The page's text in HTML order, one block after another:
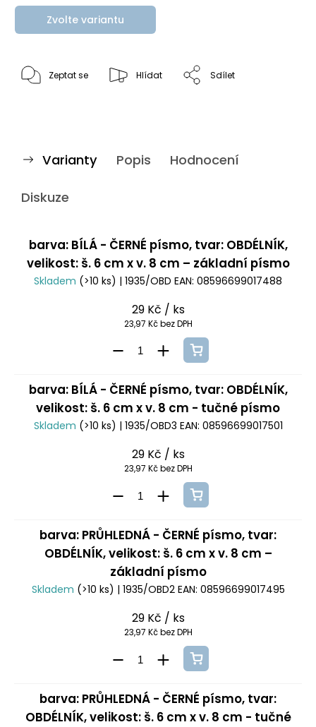
Zvolte variantu
Zeptat se Hlídat Sdílet
Varianty Popis Hodnocení
Diskuze
barva: BÍLÁ - ČERNÉ písmo, tvar: OBDÉLNÍK,
velikost: š. 6 cm x v. 8 cm – základní písmo
Skladem (>10 ks) | 1935/OBD EAN: 08596699017488
29 Kč / ks
23,97 Kč bez DPH
barva: BÍLÁ - ČERNÉ písmo, tvar: OBDÉLNÍK,
velikost: š. 6 cm x v. 8 cm - tučné písmo
Skladem (>10 ks) | 1935/OBD3 EAN: 08596699017501
29 Kč / ks
23,97 Kč bez DPH
barva: PRŮHLEDNÁ - ČERNÉ písmo, tvar:
OBDÉLNÍK, velikost: š. 6 cm x v. 8 cm –
základní písmo
Skladem (>10 ks) | 1935/OBD2 EAN: 08596699017495
29 Kč / ks
23,97 Kč bez DPH
barva: PRŮHLEDNÁ - ČERNÉ písmo, tvar:
OBDÉLNÍK, velikost: š. 6 cm x v. 8 cm - tučné